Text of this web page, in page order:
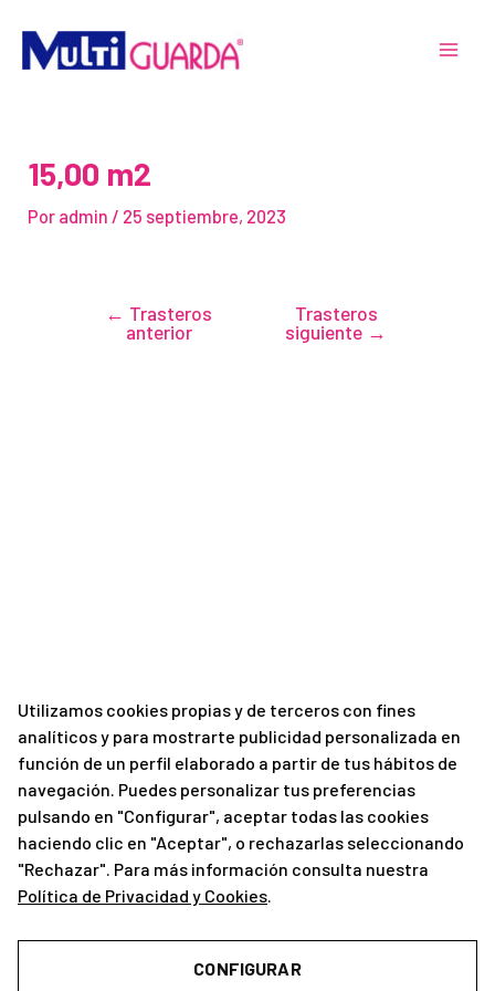
contenido
15,00 m2
Por admin / 25 septiembre, 2023
de
entradas
← Trasteros
anterior
Trasteros
siguiente →
Utilizamos cookies propias y de terceros con fines
analíticos y para mostrarte publicidad personalizada en
función de un perfil elaborado a partir de tus hábitos de
navegación. Puedes personalizar tus preferencias
pulsando en "Configurar", aceptar todas las cookies
haciendo clic en "Aceptar", o rechazarlas seleccionando
"Rechazar". Para más información consulta nuestra
Política de Privacidad y Cookies.
CONFIGURAR